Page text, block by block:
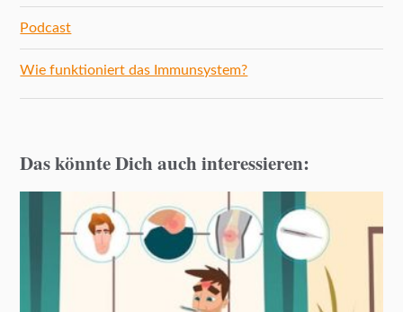
Podcast
Wie funktioniert das Immunsystem?
Das könnte Dich auch interessieren: